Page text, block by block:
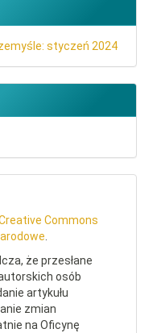
styczeń 2024
Commons
że przesłane
osób
artykułu
zmian
na Oficynę